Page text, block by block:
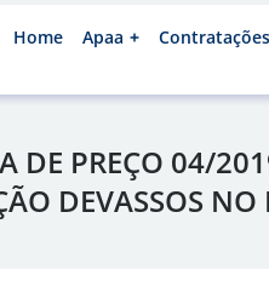
Home Apaa Contratações
DE PREÇO 04/
DEVASSOS